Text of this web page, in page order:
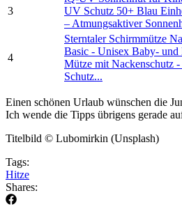
3
UV Schutz 50+ Blau
– Atmungsaktiver
4
Sterntaler Schirmmütze
Basic - Unisex Baby- und
Mütze mit Nackenschutz
Schutz...
Einen schönen Urlaub wünschen die
Ich wende die Tipps übrigens gerade
Titelbild © Lubomirkin (Unsplash)
Tags:
Hitze
Shares: